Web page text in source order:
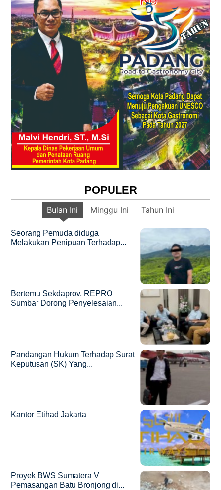
POPULER
Bulan Ini Minggu Ini Tahun Ini
Seorang Pemuda diduga
Melakukan Penipuan Terhadap...
Bertemu Sekdaprov, REPRO
Sumbar Dorong Penyelesaian...
Pandangan Hukum Terhadap Surat
Keputusan (SK) Yang...
Kantor Etihad Jakarta
Proyek BWS Sumatera V
Pemasangan Batu Bronjong di...